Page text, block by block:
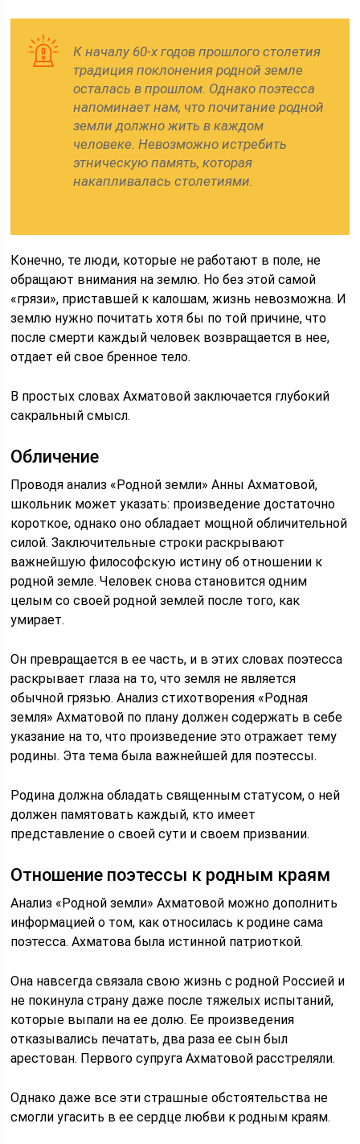
К началу 60-х годов прошлого столетия
традиция поклонения родной земле
осталась в прошлом. Однако поэтесса
напоминает нам, что почитание родной
земли должно жить в каждом
человеке. Невозможно истребить
этническую память, которая
накапливалась столетиями.
Конечно, те люди, которые не работают в поле, не
обращают внимания на землю. Но без этой самой
«грязи», приставшей к калошам, жизнь невозможна. И
землю нужно почитать хотя бы по той причине, что
после смерти каждый человек возвращается в нее,
отдает ей свое бренное тело.
В простых словах Ахматовой заключается глубокий
сакральный смысл.
Обличение
Проводя анализ «Родной земли» Анны Ахматовой,
школьник может указать: произведение достаточно
короткое, однако оно обладает мощной обличительной
силой. Заключительные строки раскрывают
важнейшую философскую истину об отношении к
родной земле. Человек снова становится одним
целым со своей родной землей после того, как
умирает.
Он превращается в ее часть, и в этих словах поэтесса
раскрывает глаза на то, что земля не является
обычной грязью. Анализ стихотворения «Родная
земля» Ахматовой по плану должен содержать в себе
указание на то, что произведение это отражает тему
родины. Эта тема была важнейшей для поэтессы.
Родина должна обладать священным статусом, о ней
должен памятовать каждый, кто имеет
представление о своей сути и своем призвании.
Отношение поэтессы к родным краям
Анализ «Родной земли» Ахматовой можно дополнить
информацией о том, как относилась к родине сама
поэтесса. Ахматова была истинной патриоткой.
Она навсегда связала свою жизнь с родной Россией и
не покинула страну даже после тяжелых испытаний,
которые выпали на ее долю. Ее произведения
отказывались печатать, два раза ее сын был
арестован. Первого супруга Ахматовой расстреляли.
Однако даже все эти страшные обстоятельства не
смогли угасить в ее сердце любви к родным краям.